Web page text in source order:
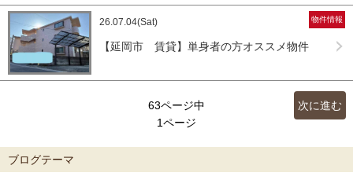
26.07.04(Sat) 物件情報
【延岡市 賃貸】単身者の方オススメ物件
63ページ中
1ページ
次に進む
ブログテーマ